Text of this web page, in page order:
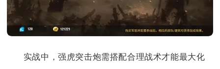
实战中，强虎突击炮需搭配合理战术才能最大化